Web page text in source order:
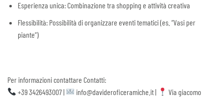
Esperienza unica: Combinazione tra shopping e attività creativa
Flessibilità: Possibilità di organizzare eventi tematici (es. “Vasi per
piante”)
Per informazioni contattare Contatti:
+39 3426493007 |
info@davideroficeramiche.it |
Via giacomo